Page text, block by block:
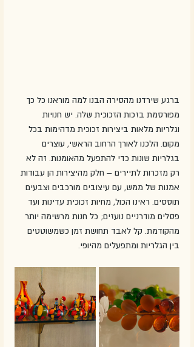
ברגע שירדנו מהסירה הבנו למה מוראנו כל כך
מפורסמת בזכות הזכוכית שלה. יש חנויות
וגלריות מלאות ביצירות זכוכית מדהימות בכל
מקום. הלכנו לאורך הרחוב הראשי, עוצרים
בגלריות שונות כדי להתפעל מהאומנות. זה לא
רק מזכרות לתיירים – חלק מהיצירות הן עבודות
אמנות של ממש, עם עיצובים מורכבים וצבעים
תוססים. ראינו הכול, מחיות זכוכית עדינות ועד
פסלים מודרניים נועזים; כל חנות מרשימה יותר
מהקודמת. קל לאבד תחושת זמן כשמשוטטים
בין הגלריות ומתפעלים מהיופי.